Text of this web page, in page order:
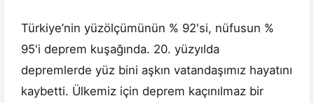
Türkiye’nin yüzölçümünün % 92'si, nüfusun %
95'i deprem kuşağında. 20. yüzyılda
depremlerde yüz bini aşkın vatandaşımız hayatını
kaybetti. Ülkemiz için deprem kaçınılmaz bir